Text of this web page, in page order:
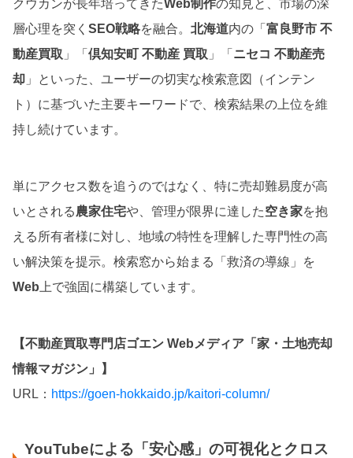
クウカンが長年培ってきたWeb制作の知見と、市場の深
層心理を突くSEO戦略を融合。北海道内の「富良野市 不
動産買取 」「倶知安町 不動産 買取 」「 ニセコ 不動産売
却 」といった、ユーザーの切実な検索意図（インテン
ト）に基づいた主要キーワードで、検索結果の上位を維
持し続けています。
単にアクセス数を追うのではなく、特に売却難易度が高
いとされる農家住宅や、管理が限界に達した空き家を抱
える所有者様に対し、地域の特性を理解した専門性の高
い解決策を提示。検索窓から始まる「救済の導線」を
Web 上で強固に構築しています。
【不動産買取専門店ゴエン Webメディア「家・土地売却
情報マガジン」】
URL： https://goen-hokkaido.jp/kaitori-column/
YouTubeによる「安心感」の可視化とクロス